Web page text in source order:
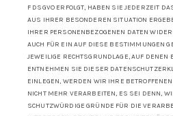
F DSGVO ERFOLGT, HABEN SIE JEDERZEIT
AUS IHRER BESONDEREN SITUATION
IHRER PERSONENBEZOGENEN DATEN
AUCH FÜR EIN AUF DIESE BESTIMMUNGEN
JEWEILIGE RECHTSGRUNDLAGE, AUF
ENTNEHMEN SIE DIESER
EINLEGEN, WERDEN WIR IHRE
NICHT MEHR VERARBEITEN, ES SEI DENN,
SCHUTZWÜRDIGE GRÜNDE FÜR DIE